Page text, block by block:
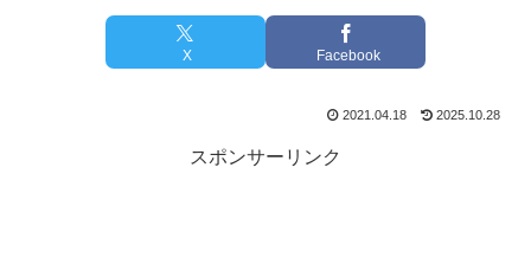
X Facebook
2021.04.18 2025.10.28
スポンサーリンク